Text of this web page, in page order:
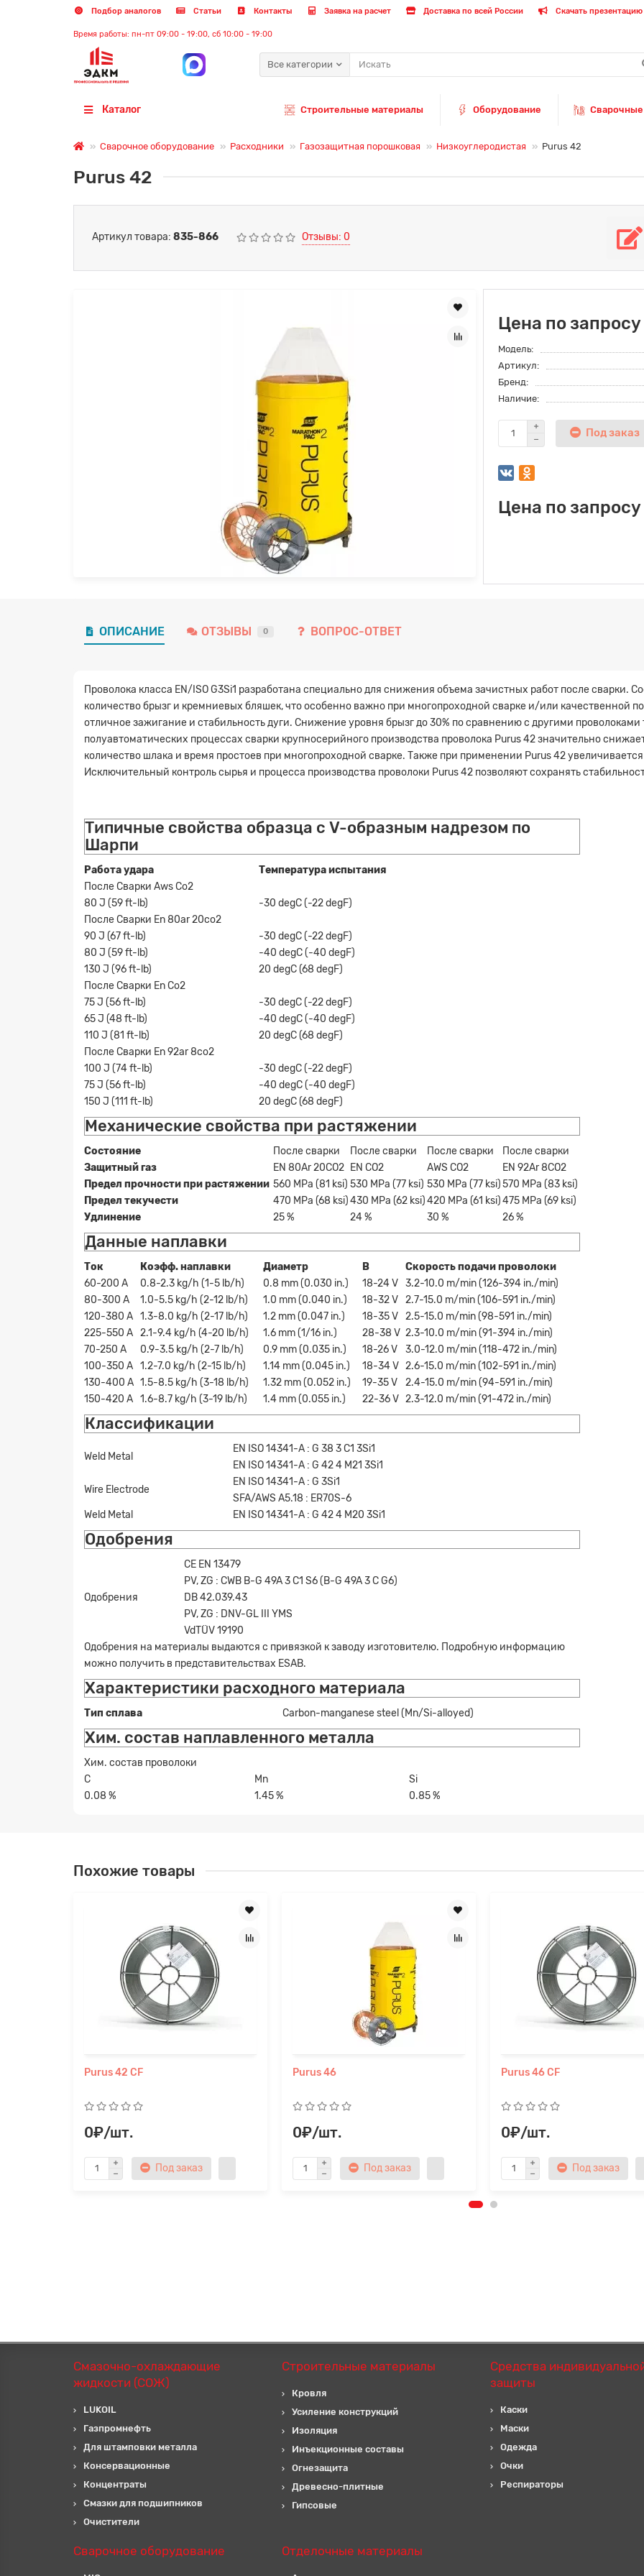
Подбор аналогов Статьи Контакты Заявка на расчет Доставка по всей России Скачать
Время работы: пн-пт 09:00 - 19:00, сб 10:00 - 19:00
Все категории
Каталог Строительные материалы Оборудование
Сварочное оборудование Расходники Газозащитная порошковая Низкоуглеродистая Purus 42
Purus 42
Артикул товара: 835-866 Отзывы: 0
Цена по запросу
Модель:
Артикул:
Бренд:
Наличие:
Под заказ
Цена по запросу
ОПИСАНИЕ ОТЗЫВЫ 0 ВОПРОС-ОТВЕТ
Проволока класса EN/ISO G3Si1 разработана специально для снижения объема зачистных работ после сварки.
количество брызг и кремниевых бляшек, что особенно важно при многопроходной сварке и/или качественной
отличное зажигание и стабильность дуги. Снижение уровня брызг до 30% по сравнению с другими
полуавтоматических процессах сварки крупносерийного производства проволока Purus 42 значительно
количество шлака и время простоев при многопроходной сварке. Также при применении Purus 42
Исключительный контроль сырья и процесса производства проволоки Purus 42 позволяют сохранять
Типичные свойства образца с V-образным надрезом по
Шарпи
Работа удара
Температура испытания
После Сварки Aws Co2
80 J (59 ft-lb)
-30 degC (-22 degF)
После Сварки En 80ar 20co2
90 J (67 ft-lb)
-30 degC (-22 degF)
80 J (59 ft-lb)
-40 degC (-40 degF)
130 J (96 ft-lb)
20 degC (68 degF)
После Сварки En Co2
75 J (56 ft-lb)
-30 degC (-22 degF)
65 J (48 ft-lb)
-40 degC (-40 degF)
110 J (81 ft-lb)
20 degC (68 degF)
После Сварки En 92ar 8co2
100 J (74 ft-lb)
-30 degC (-22 degF)
75 J (56 ft-lb)
-40 degC (-40 degF)
150 J (111 ft-lb)
20 degC (68 degF)
Механические свойства при растяжении
Состояние После сварки После сварки После сварки
После сварки
Защитный газ
EN 80Ar 20CO2 EN CO2 AWS CO2
EN 92Ar 8CO2
Предел прочности при растяжении 560 MPa (81 ksi) 530 MPa (77 ksi) 530 MPa (77 ksi)570 MPa (83 ksi)
Предел текучести
470 MPa (68 ksi)430 MPa (62 ksi)420 MPa (61 ksi)475 MPa (69 ksi)
Удлинение
25 % 24 % 30 % 26 %
Данные наплавки
Ток Коэфф. наплавки Диаметр В
Скорость подачи проволоки
60-200 A
0.8-2.3 kg/h (1-5 lb/h) 0.8 mm (0.030 in.) 18-24 V 3.2-10.0 m/min (126-394 in./min)
80-300 A
1.0-5.5 kg/h (2-12 lb/h) 1.0 mm (0.040 in.) 18-32 V 2.7-15.0 m/min (106-591 in./min)
120-380 A 1.3-8.0 kg/h (2-17 lb/h) 1.2 mm (0.047 in.) 18-35 V 2.5-15.0 m/min (98-591 in./min)
225-550 A 2.1-9.4 kg/h (4-20 lb/h) 1.6 mm (1/16 in.) 28-38 V 2.3-10.0 m/min (91-394 in./min)
70-250 A
0.9-3.5 kg/h (2-7 lb/h) 0.9 mm (0.035 in.) 18-26 V
3.0-12.0 m/min (118-472 in./min)
100-350 A 1.2-7.0 kg/h (2-15 lb/h) 1.14 mm (0.045 in.) 18-34 V 2.6-15.0 m/min (102-591 in./min)
130-400 A 1.5-8.5 kg/h (3-18 lb/h) 1.32 mm (0.052 in.) 19-35 V
2.4-15.0 m/min (94-591 in./min)
150-420 A 1.6-8.7 kg/h (3-19 lb/h) 1.4 mm (0.055 in.) 22-36 V 2.3-12.0 m/min (91-472 in./min)
Классификации
Weld Metal
EN ISO 14341-A : G 38 3 C1 3Si1
EN ISO 14341-A : G 42 4 M21 3Si1
Wire Electrode
EN ISO 14341-A : G 3Si1
SFA/AWS A5.18 : ER70S-6
Weld Metal
EN ISO 14341-A : G 42 4 M20 3Si1
Одобрения
Одобрения
CE EN 13479
PV, ZG : CWB B-G 49A 3 C1 S6 (B-G 49A 3 C G6)
DB 42.039.43
PV, ZG : DNV-GL III YMS
VdTÜV 19190
Одобрения на материалы выдаются с привязкой к заводу изготовителю. Подробную информацию
можно получить в представительствах ESAB.
Характеристики расходного материала
Тип сплава Carbon-manganese steel (Mn/Si-alloyed)
Хим. состав наплавленного металла
Хим. состав проволоки
C
Mn
Si
0.08 %
1.45 % 0.85 %
Похожие товары
Purus 42 CF
0₽/шт.
Под заказ
Purus 46
0₽/шт.
Под заказ
Purus 46 CF
0₽/шт.
Под заказ
Смазочно-охлаждающие
жидкости (СОЖ)
LUKOIL
Газпромнефть
Для штамповки металла
Консервационные
Концентраты
Смазки для подшипников
Очистители
Строительные материалы
Кровля
Усиление конструкций
Изоляция
Инъекционные составы
Огнезащита
Древесно-плитные
Гипсовые
Средства
защиты
Каски
Маски
Одежда
Очки
Респираторы
Сварочное оборудование Отделочные материалы
Заявка на расчет
Прикрепите файл